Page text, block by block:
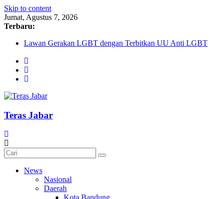
Skip to content
Jumat, Agustus 7, 2026
Terbaru:
Lawan Gerakan LGBT dengan Terbitkan UU Anti LGBT
Komnas Anti Pemurtadan Gandeng Dewan Dakwah Gelar
Seminar Nasional, Rumuskan Standarisasi Penanganan Kasus
Pemurtadan
Barat Siap Pecahkan Rekor MURI Lewat Festival Tunas
AKU NGONTÉN MAKA AKU ADA
Teras Jabar
News
Nasional
Daerah